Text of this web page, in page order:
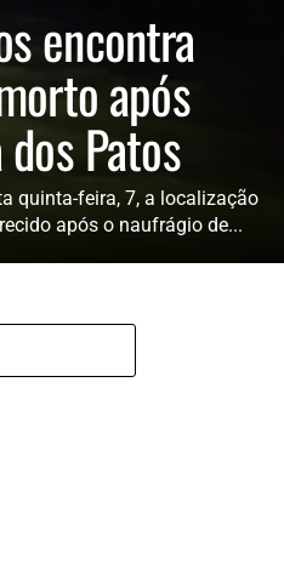
encontra
após
Patos
quinta-feira, 7, a localização
após o naufrágio de...